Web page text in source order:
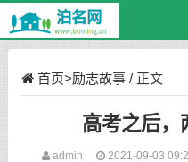
首页>励志故事/ 正文
高考之后，
admin 2021-09-03